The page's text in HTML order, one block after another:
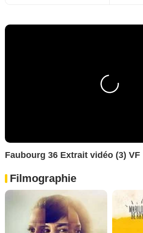
Faubourg 36 Extrait vidéo (3) VF
Filmographie